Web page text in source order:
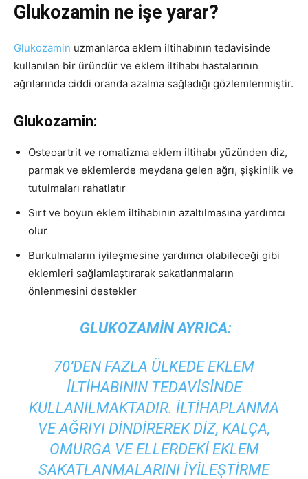
Glukozamin ne işe yarar?
Glukozamin uzmanlarca eklem iltihabının tedavisinde
kullanılan bir üründür ve eklem iltihabı hastalarının
ağrılarında ciddi oranda azalma sağladığı gözlemlenmiştir.
Glukozamin:
Osteoartrit ve romatizma eklem iltihabı yüzünden diz,
parmak ve eklemlerde meydana gelen ağrı, şişkinlik ve
tutulmaları rahatlatır
Sırt ve boyun eklem iltihabının azaltılmasına yardımcı
olur
Burkulmaların iyileşmesine yardımcı olabileceği gibi
eklemleri sağlamlaştırarak sakatlanmaların
önlenmesini destekler
GLUKOZAMIN AYRICA:
70’DEN FAZLA ÜLKEDE EKLEM
ILTIHABININ TEDAVISINDE
KULLANILMAKTADIR. İLTIHAPLANMA
VE AĞRIYI DINDIREREK DIZ, KALÇA,
OMURGA VE ELLERDEKI EKLEM
SAKATLANMALARINI IYILEŞTIRME